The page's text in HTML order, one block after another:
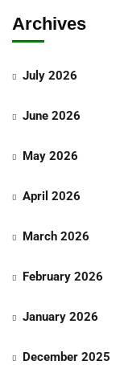
Archives
July 2026
June 2026
May 2026
April 2026
March 2026
February 2026
January 2026
December 2025